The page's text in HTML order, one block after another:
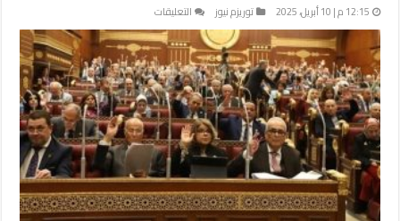
12:15 م | 10 أبريل، 2025 توريزم نيوز التعليقات
سياحة
الشيوخ
تناقش
دور
السياحة
المستدامة
فى
التنمية
الاجتماعية
والاقتصادية
مغلقة